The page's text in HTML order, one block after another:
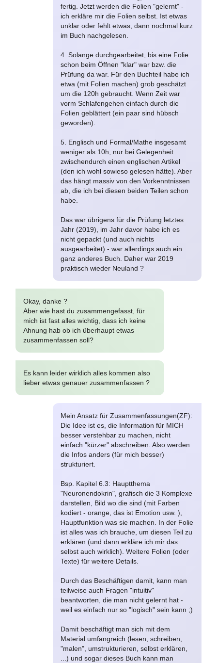
fertig. Jetzt werden die Folien "gelernt" -
ich erkläre mir die Folien selbst. Ist etwas
unklar oder fehlt etwas, dann nochmal kurz
im Buch nachgelesen.
4. Solange durchgearbeitet, bis eine Folie
schon beim Öffnen "klar" war bzw. die
Prüfung da war. Für den Buchteil habe ich
etwa (mit Folien machen) grob geschätzt
um die 120h gebraucht. Wenn Zeit war
vorm Schlafengehen einfach durch die
Folien geblättert (ein paar sind hübsch
geworden).
5. Englisch und Formal/Mathe insgesamt
weniger als 10h, nur bei Gelegenheit
zwischendurch einen englischen Artikel
(den ich wohl sowieso gelesen hätte). Aber
das hängt massiv von den Vorkenntnissen
ab, die ich bei diesen beiden Teilen schon
habe.
Das war übrigens für die Prüfung letztes
Jahr (2019), im Jahr davor habe ich es
nicht gepackt (und auch nichts
ausgearbeitet) - war allerdings auch ein
ganz anderes Buch. Daher war 2019
praktisch wieder Neuland ?
Okay, danke ?
Aber wie hast du zusammengefasst, für
mich ist fast alles wichtig, dass ich keine
Ahnung hab ob ich überhaupt etwas
zusammenfassen soll?
Es kann leider wirklich alles kommen also
lieber etwas genauer zusammenfassen ?
Mein Ansatz für Zusammenfassungen(ZF):
Die Idee ist es, die Information für MICH
besser verstehbar zu machen, nicht
einfach "kürzer" abschreiben. Also werden
die Infos anders (für mich besser)
strukturiert.
Bsp. Kapitel 6.3: Hauptthema
"Neuronendokrin", grafisch die 3 Komplexe
darstellen, Bild wo die sind (mit Farben
kodiert - orange, das ist Emotion usw. ),
Hauptfunktion was sie machen. In der Folie
ist alles was ich brauche, um diesen Teil zu
erklären (und dann erkläre ich mir das
selbst auch wirklich). Weitere Folien (oder
Texte) für weitere Details.
Durch das Beschäftigen damit, kann man
teilweise auch Fragen "intuitiv"
beantworten, die man nicht gelernt hat -
weil es einfach nur so "logisch" sein kann ;)
Damit beschäftigt man sich mit dem
Material umfangreich (lesen, schreiben,
"malen", umstrukturieren, selbst erklären,
...) und sogar dieses Buch kann man